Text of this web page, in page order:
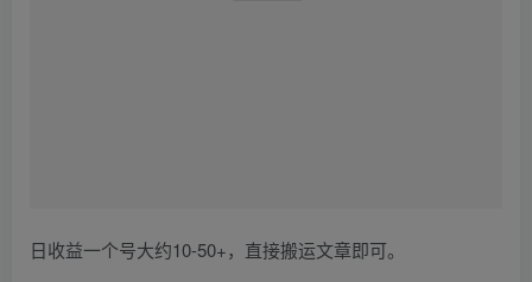
日收益一个号大约10-50+，直接搬运文章即可。